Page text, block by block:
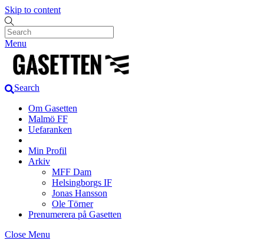
Skip to content
Menu
Search
Om Gasetten
Malmö FF
Uefaranken
Min Profil
Arkiv
MFF Dam
Helsingborgs IF
Jonas Hansson
Ole Törner
Prenumerera på Gasetten
Close Menu